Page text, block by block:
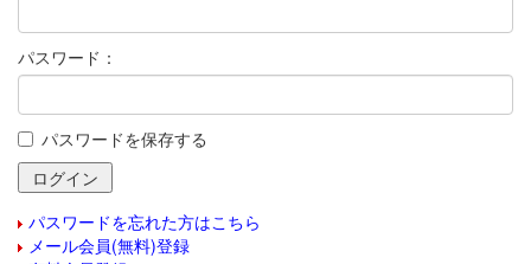
パスワード：
パスワードを保存する
パスワードを忘れた方はこちら
メール会員(無料)登録